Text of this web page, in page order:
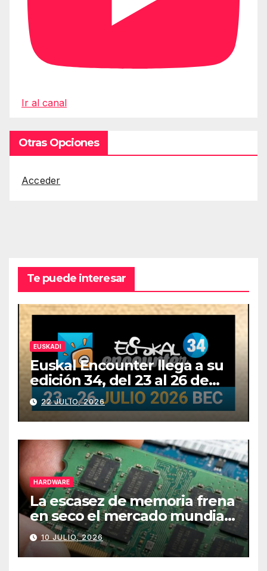
Ir al canal
Otras Opciones
Acceder
Te puede interesar
EUSKADI
Euskal Encounter llega a su
edición 34, del 23 al 26 de
julio
22 JULIO, 2026
HARDWARE
La escasez de memoria frena
en seco el mercado mundial
de PCs
10 JULIO, 2026